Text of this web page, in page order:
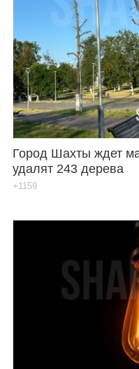
Город Шахты ждет
удалят 243 дерева
+1159